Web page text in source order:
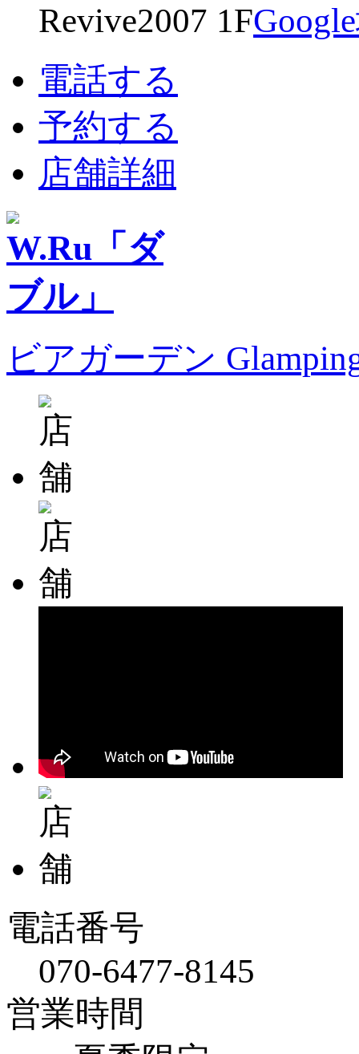
Revive2007 1F
電話する
予約する
店舗詳細
ビアガーデン
電話番号
070-6477-8145
営業時間